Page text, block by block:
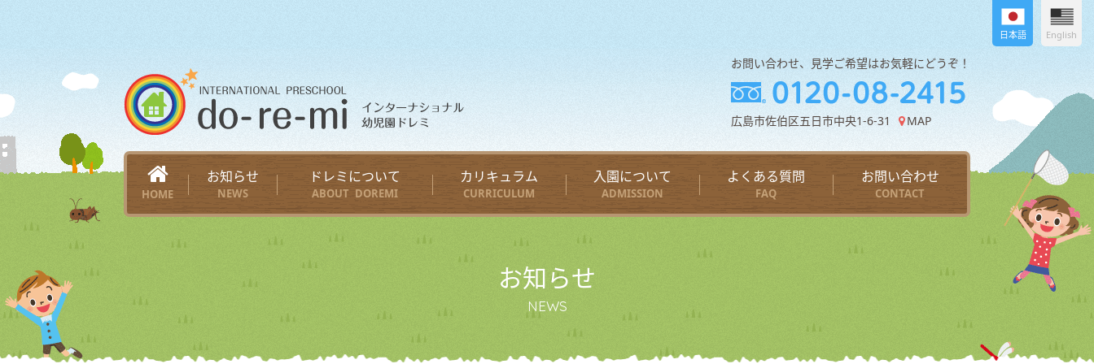
お問い合わせ、見学ご希望はお気軽にどうぞ！
広島市佐伯区五日市中央1-6-31 MAP
日本語 English
HOME
お知らせ
NEWS
ドレミについて
ABOUT DOREMI
カリキュラム
CURRICULUM
入園について
ADMISSION
よくある質問
FAQ
お問い合わせ
CONTACT
お知らせ
NEWS